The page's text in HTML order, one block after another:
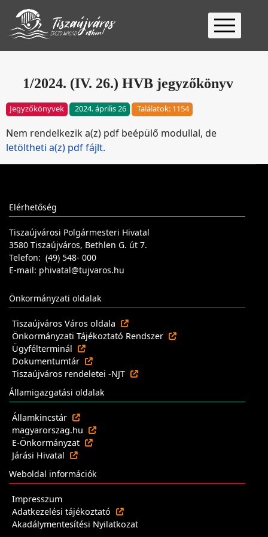
Kezdőlap
Ügyfélfogadás
2026
1/2024. (IV. 26.) HVB jegyzőkönyv
Jegyzőkönyvek 2024. április 26 Találatok: 1154
Nem rendelkezik a(z) pdf beépülő modullal, de
letöltheti a(z) pdf fájlt.
Elérhetőség
Tiszaújvárosi Polgármesteri Hivatal
3580 Tiszaújváros, Bethlen G. út 7.
Telefon: (49) 548- 000
E-mail: phivatal@tujvaros.hu
Önkormányzati oldalak
Tiszaújváros Város oldala
Önkormányzati Tájékoztató Rendszer
Ügyfélterminál
Dokumentumtár
Tiszaújváros rendeletei -NJT
Államigazgatási oldalak
Államkincstár
magyarorszag.hu
E-Önkormányzat
Járási Hivatal
Weboldal információk
Impresszum
Adatkezelési tájékoztató
Akadálymentesítési Nyilatkozat